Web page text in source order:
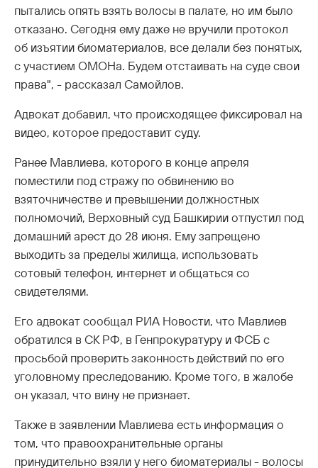
пытались опять взять волосы в палате, но им было
отказано. Сегодня ему даже не вручили протокол
об изъятии биоматериалов, все делали без понятых,
с участием ОМОНа. Будем отстаивать на суде свои
права", - рассказал Самойлов.
Адвокат добавил, что происходящее фиксировал на
видео, которое предоставит суду.
Ранее Мавлиева, которого в конце апреля
поместили под стражу по обвинению во
взяточничестве и превышении должностных
полномочий, Верховный суд Башкирии отпустил под
домашний арест до 28 июня. Ему запрещено
выходить за пределы жилища, использовать
сотовый телефон, интернет и общаться со
свидетелями.
Его адвокат сообщал РИА Новости, что Мавлиев
обратился в СК РФ, в Генпрокуратуру и ФСБ с
просьбой проверить законность действий по его
уголовному преследованию. Кроме того, в жалобе
он указал, что вину не признает.
Также в заявлении Мавлиева есть информация о
том, что правоохранительные органы
принудительно взяли у него биоматериалы - волосы